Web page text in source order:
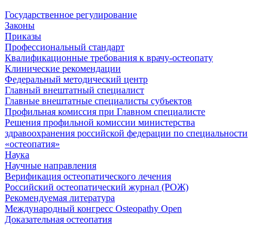
Государственное регулирование
Законы
Приказы
Профессиональный стандарт
Квалификационные требования к врачу-остеопату
Клинические рекомендации
Федеральный методический центр
Главный внештатный специалист
Главные внештатные специалисты субъектов
Профильная комиссия при Главном специалисте
Решения профильной комиссии министерства
здравоохранения российской федерации по специальности
«остеопатия»
Наука
Научные направления
Верификация остеопатического лечения
Российский остеопатический журнал (РОЖ)
Рекомендуемая литература
Международный конгресс Osteopathy Open
Доказательная остеопатия